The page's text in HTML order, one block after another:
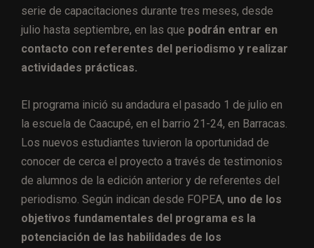
serie de capacitaciones durante tres meses, desde
julio hasta septiembre, en las que podrán entrar en
contacto con referentes del periodismo y realizar
actividades prácticas.
El programa inició su andadura el pasado 1 de julio en
la escuela de Caacupé, en el barrio 21-24, en Barracas.
Los nuevos estudiantes tuvieron la oportunidad de
conocer de cerca el proyecto a través de testimonios
de alumnos de la edición anterior y de referentes del
periodismo. Según indican desde FOPEA, uno de los
objetivos fundamentales del programa es la
potenciación de las habilidades de los